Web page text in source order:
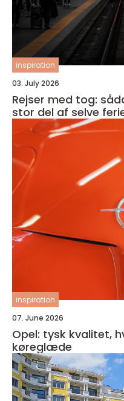
inspiration
03. July 2026
Rejser med tog:
stor del af selve
inspiration
07. June 2026
Opel: tysk kvalitet,
køreglæde